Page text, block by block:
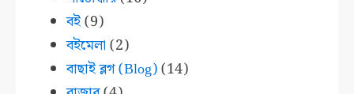
বই(9)
বইমেলা (2)
বাছাই ব্লগ (Blog)(14)